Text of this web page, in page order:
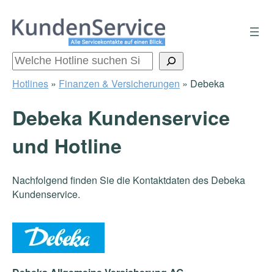
Zum
Inhalt
Suchen
Hotlines » Finanzen & Versicherungen » Debeka
Debeka Kundenservice
und Hotline
Nachfolgend finden Sie die Kontaktdaten des Debeka
Kundenservice.